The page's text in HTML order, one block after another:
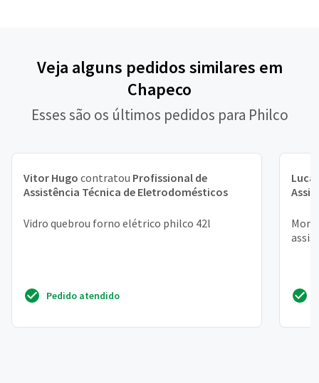
Veja alguns pedidos similares em
Chapeco
Esses são os últimos pedidos para Philco
Vitor Hugo contratou Profissional de
Assistência Técnica de Eletrodomésticos
Vidro quebrou forno elétrico philco 42l
Pedido atendido
Moro